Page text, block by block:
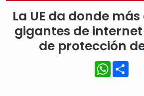
La UE da donde
gigantes de
de protección